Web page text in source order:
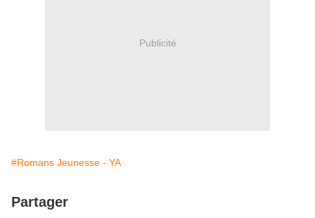
Publicité
#Romans Jeunesse - YA
Partager